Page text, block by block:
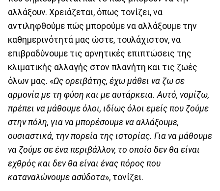
αλλάξουν. Χρειάζεται, όπως τονίζει, να
αντιληφθούμε πώς μπορούμε να αλλάξουμε την
καθημερινότητά μας ώστε, τουλάχιστον, να
επιβραδύνουμε τις αρνητικές επιπτώσεις της
κλιματικής αλλαγής στον πλανήτη και τις ζωές
όλων μας. «Ως ορειβάτης, έχω μάθει να ζω σε
αρμονία με τη φύση και με αυτάρκεια. Αυτό, νομίζω,
πρέπει να μάθουμε όλοι, ιδίως όλοι εμείς που ζούμε
στην πόλη, για να μπορέσουμε να αλλάξουμε,
ουσιαστικά, την πορεία της ιστορίας. Για να μάθουμε
να ζούμε σε ένα περιβάλλον, το οποίο δεν θα είναι
εχθρός και δεν θα είναι ένας πόρος που
καταναλώνουμε ασύδοτα», τονίζει.